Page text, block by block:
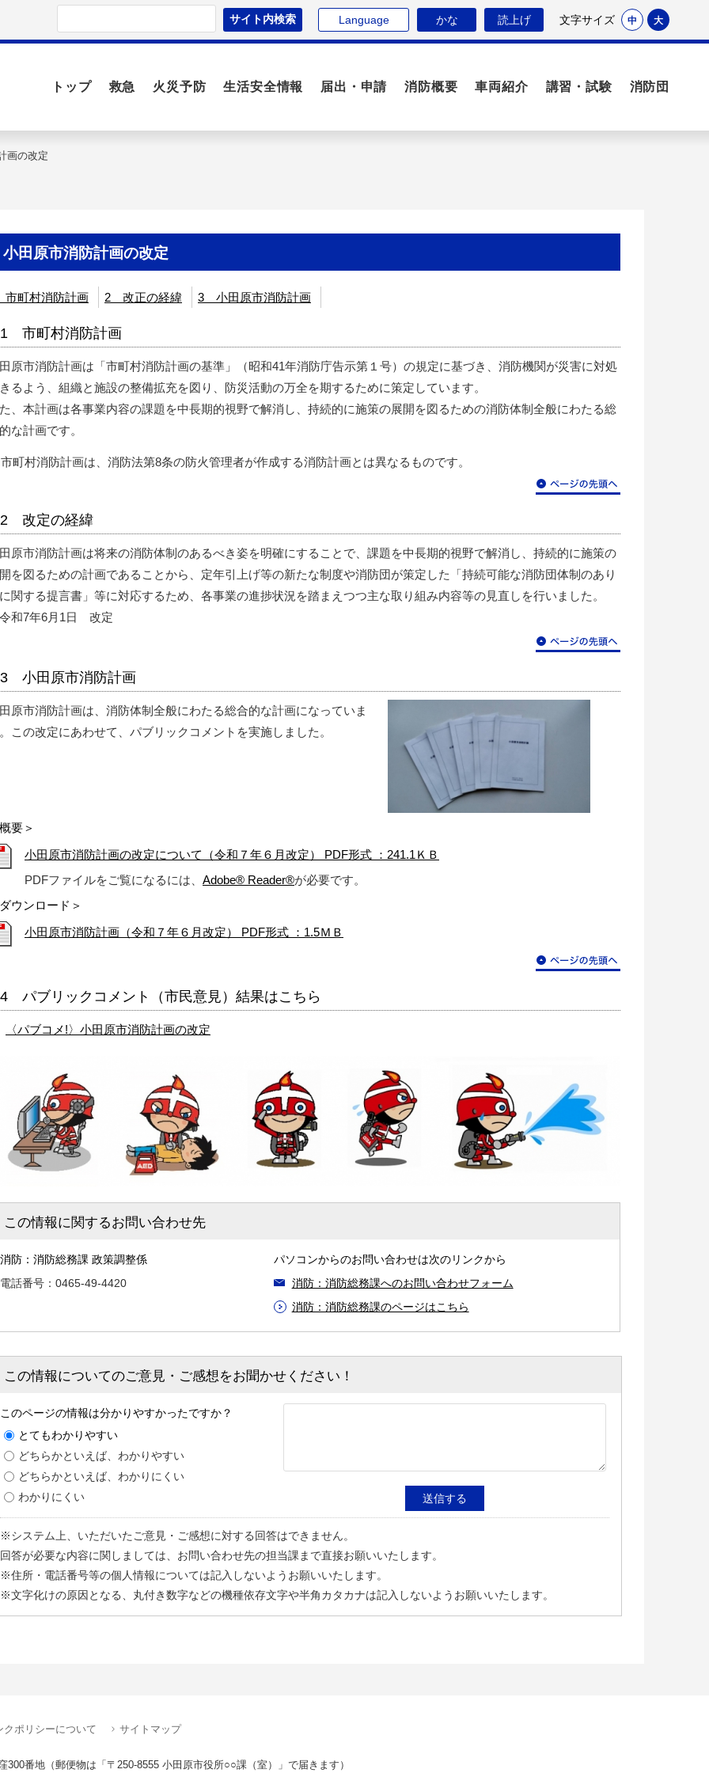
トップ 救急 火災予防 生活安全情報 届出・申請 消防概要 車両紹介 講習・試験 消防団
Language かな 読上げ 文字サイズ 中 大
画の改定
小田原市消防計画の改定
町村消防計画 2 改正の経緯 3 小田原市消防計画
1 市町村消防計画
原市消防計画は「市町村消防計画の基準」（昭和41年消防庁告示第１号）の規定に基づき、消防機関が災害に対処
るよう、組織と施設の整備拡充を図り、防災活動の万全を期するために策定しています。
、本計画は各事業内容の課題を中長期的視野で解消し、持続的に施策の展開を図るための消防体制全般にわたる総
な計画です。
市町村消防計画は、消防法第8条の防火管理者が作成する消防計画とは異なるものです。
2 改定の経緯
原市消防計画は将来の消防体制のあるべき姿を明確にすることで、課題を中長期的視野で解消し、持続的に施策の
を図るための計画であることから、定年引上げ等の新たな制度や消防団が策定した「持続可能な消防団体制のあり
関する提言書」等に対応するため、各事業の進捗状況を踏まえつつ主な取り組み内容等の見直しを行いました。
和7年6月1日 改定
3 小田原市消防計画
原市消防計画は、消防体制全般にわたる総合的な計画になっていま
この改定にあわせて、パブリックコメントを実施しました。
要＞
小田原市消防計画の改定について（令和７年６月改定） PDF形式 ：241.1ＫＢ
PDFファイルをご覧になるには、 Adobe® Reader®が必要です。
ウンロード＞
小田原市消防計画（令和７年６月改定） PDF形式 ：1.5ＭＢ
4 パブリックコメント（市民意見）結果はこちら
〈パブコメ!〉小田原市消防計画の改定
この情報に関するお問い合わせ先
消防：消防総務課 政策調整係
電話番号：0465-49-4420
パソコンからのお問い合わせは次のリンクから
消防：消防総務課へのお問い合わせフォーム
消防：消防総務課のページはこちら
この情報についてのご意見・ご感想をお聞かせください！
このページの情報は分かりやすかったですか？
とてもわかりやすい
どちらかといえば、わかりやすい
どちらかといえば、わかりにくい
わかりにくい
※システム上、いただいたご意見・ご感想に対する回答はできません。
回答が必要な内容に関しましては、お問い合わせ先の担当課まで直接お願いいたします。
※住所・電話番号等の個人情報については記入しないようお願いいたします。
※文字化けの原因となる、丸付き数字などの機種依存文字や半角カタカナは記入しないようお願いいたします。
ポリシーについて サイトマップ
300番地 （郵便物は「〒250-8555 小田原市役所○○課（室）」で届きます）